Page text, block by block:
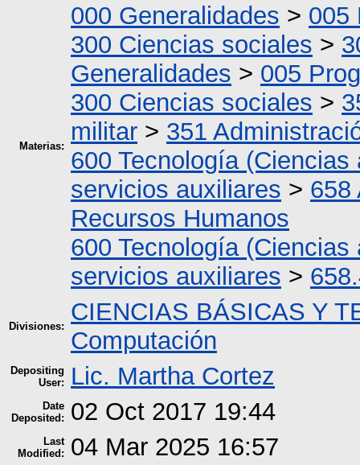
Materias:
000 Generalidades > 005
300 Ciencias sociales >
Generalidades > 005
300 Ciencias sociales >
militar > 351
600 Tecnología (Ciencias
servicios auxiliares > 658
Recursos Humanos
600 Tecnología (Ciencias
servicios auxiliares >
Divisiones:
CIENCIAS BÁSICAS Y
Computación
Depositing
User:
Lic. Martha Cortez
Date
Deposited:
02 Oct 2017 19:44
Last
Modified:
04 Mar 2025 16:57